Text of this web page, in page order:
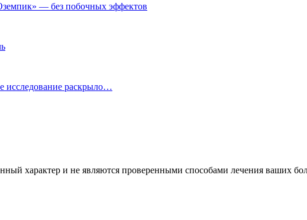
— без побочных эффектов
исследование раскрыло…
характер и не являются проверенными способами лечения ваших